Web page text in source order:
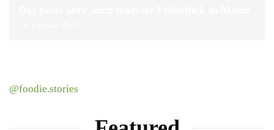
@foodie.stories